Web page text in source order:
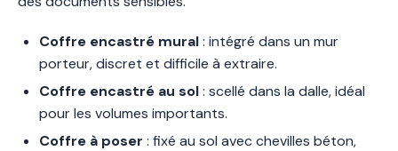
Coffre encastré mural: intégré dans un mur
porteur, discret et difficile à extraire.
Coffre encastré au sol: scellé dans la dalle, idéal
pour les volumes importants.
Coffre à poser : fixé au sol avec chevilles béton,